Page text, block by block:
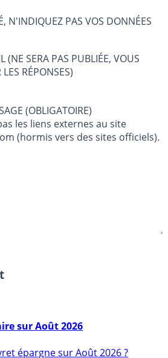
N'INDIQUEZ PAS VOS DONNÉES
(NE SERA PAS PUBLIÉE, VOUS
RÉPONSES)
TEXTE DE VOTRE MESSAGE (OBLIGATOIRE)
les liens externes au site
(hormis vers des sites officiels).
sur Août 2026